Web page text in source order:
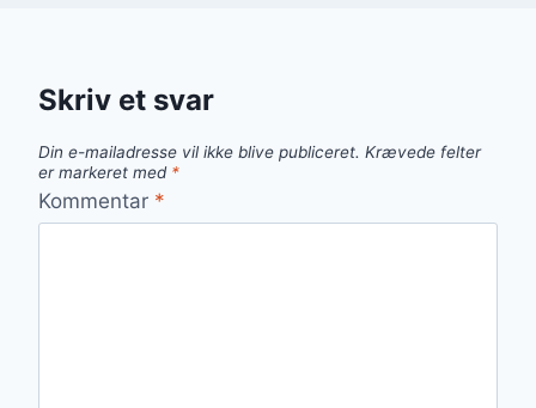
Skriv et svar
Din e-mailadresse vil ikke blive publiceret. Krævede felter
er markeret med *
Kommentar *